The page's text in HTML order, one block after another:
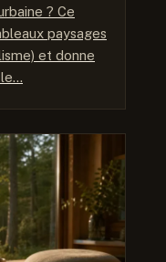
? Ce
paysages
et donne
le…